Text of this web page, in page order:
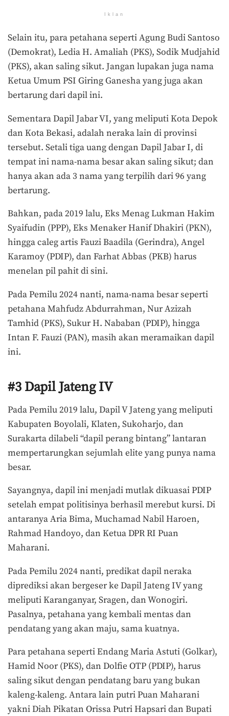
Iklan
Selain itu, para petahana seperti Agung Budi Santoso
(Demokrat), Ledia H. Amaliah (PKS), Sodik Mudjahid
(PKS), akan saling sikut. Jangan lupakan juga nama
Ketua Umum PSI Giring Ganesha yang juga akan
bertarung dari dapil ini.
Sementara Dapil Jabar VI, yang meliputi Kota Depok
dan Kota Bekasi, adalah neraka lain di provinsi
tersebut. Setali tiga uang dengan Dapil Jabar I, di
tempat ini nama-nama besar akan saling sikut; dan
hanya akan ada 3 nama yang terpilih dari 96 yang
bertarung.
Bahkan, pada 2019 lalu, Eks Menag Lukman Hakim
Syaifudin (PPP), Eks Menaker Hanif Dhakiri (PKN),
hingga caleg artis Fauzi Baadila (Gerindra), Angel
Karamoy (PDIP), dan Farhat Abbas (PKB) harus
menelan pil pahit di sini.
Pada Pemilu 2024 nanti, nama-nama besar seperti
petahana Mahfudz Abdurrahman, Nur Azizah
Tamhid (PKS), Sukur H. Nababan (PDIP), hingga
Intan F. Fauzi (PAN), masih akan meramaikan dapil
ini.
#3 Dapil Jateng IV
Pada Pemilu 2019 lalu, Dapil V Jateng yang meliputi
Kabupaten Boyolali, Klaten, Sukoharjo, dan
Surakarta dilabeli “dapil perang bintang” lantaran
mempertarungkan sejumlah elite yang punya nama
besar.
Sayangnya, dapil ini menjadi mutlak dikuasai PDIP
setelah empat politisinya berhasil merebut kursi. Di
antaranya Aria Bima, Muchamad Nabil Haroen,
Rahmad Handoyo, dan Ketua DPR RI Puan
Maharani.
Pada Pemilu 2024 nanti, predikat dapil neraka
diprediksi akan bergeser ke Dapil Jateng IV yang
meliputi Karanganyar, Sragen, dan Wonogiri.
Pasalnya, petahana yang kembali mentas dan
pendatang yang akan maju, sama kuatnya.
Para petahana seperti Endang Maria Astuti (Golkar),
Hamid Noor (PKS), dan Dolfie OTP (PDIP), harus
saling sikut dengan pendatang baru yang bukan
kaleng-kaleng. Antara lain putri Puan Maharani
yakni Diah Pikatan Orissa Putri Hapsari dan Bupati